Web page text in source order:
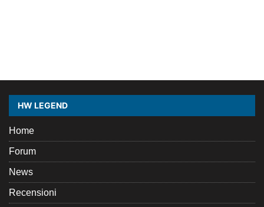
HW LEGEND
Home
Forum
News
Recensioni